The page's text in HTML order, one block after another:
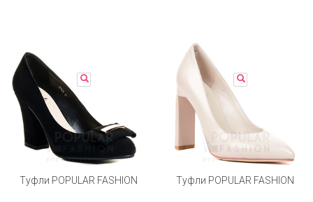
Туфли POPULAR FASHION Туфли POPULAR FASHION